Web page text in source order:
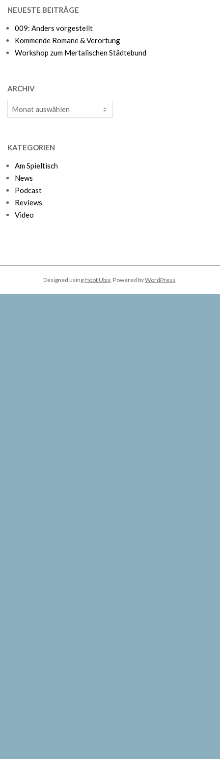
NEUESTE BEITRÄGE
009: Anders vorgestellt
Kommende Romane & Verortung
Workshop zum Mertalischen Städtebund
ARCHIV
Archiv
KATEGORIEN
Am Spieltisch
News
Podcast
Reviews
Video
Designed using Hoot Ubix. Powered byWordPress.